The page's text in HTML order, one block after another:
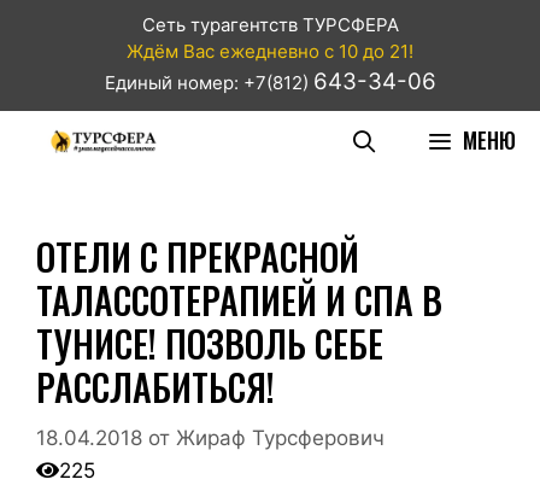
Сеть турагентств ТУРСФЕРА
Ждём Вас ежедневно с 10 до 21!
Единый номер: +7(812) 643-34-06
МЕНЮ
ОТЕЛИ С ПРЕКРАСНОЙ
ТАЛАССОТЕРАПИЕЙ И СПА В
ТУНИСЕ! ПОЗВОЛЬ СЕБЕ
РАССЛАБИТЬСЯ!
18.04.2018 от Жираф Турсферович
225